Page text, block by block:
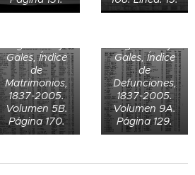
en Bromley,
Gales, Índice
de
Matrimonios,
1837-2005.
Volumen 5B.
Página 170.
Yorkshire
Gales, Índice
de
Defunciones,
1837-2005.
Volumen 9A.
Página 129.